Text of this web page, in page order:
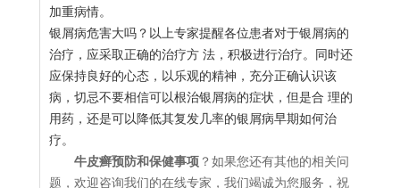
加重病情。
银屑病危害大吗？以上专家提醒各位患者对于银屑病的
治疗，应采取正确的治疗方 法，积极进行治疗。同时还
应保持良好的心态，以乐观的精神，充分正确认识该
病，切忌不要相信可以根治银屑病的症状，但是合 理的
用药，还是可以降低其复发几率的银屑病早期如何治
疗。
牛皮癣预防和保健事项 ？如果您还有其他的相关问
题，欢迎咨询我们的在线专家，我们竭诚为您服务，祝